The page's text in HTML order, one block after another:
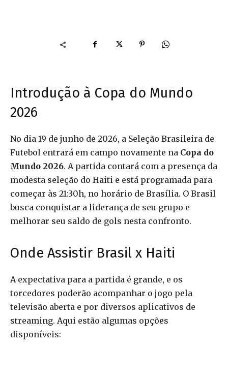
Introdução à Copa do Mundo
2026
No dia 19 de junho de 2026, a Seleção Brasileira de
Futebol entrará em campo novamente na Copa do
Mundo 2026. A partida contará com a presença da
modesta seleção do Haiti e está programada para
começar às 21:30h, no horário de Brasília. O Brasil
busca conquistar a liderança de seu grupo e
melhorar seu saldo de gols nesta confronto.
Onde Assistir Brasil x Haiti
A expectativa para a partida é grande, e os
torcedores poderão acompanhar o jogo pela
televisão aberta e por diversos aplicativos de
streaming. Aqui estão algumas opções
disponíveis: